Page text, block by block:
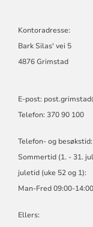
Kontoradresse:
Bark Silas' vei 5
4876 Grimstad
E-post:
Telefon: 370 90 100
Telefon- og besøkstid:
Sommertid (1. - 31.
juletid (uke 52 og 1):
Man-Fred 09:00-14:00
Ellers: